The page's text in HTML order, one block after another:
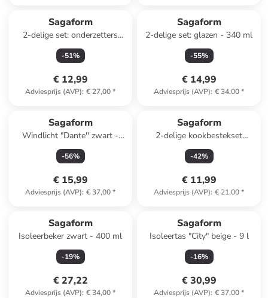
Sagaform
2-delige set: onderzetters
''Dante'' bruin - Ø 20 cm
-51%
€ 12,99
Adviesprijs (AVP): € 27,00*
Sagaform
2-delige set: glazen - 340 ml
-55%
€ 14,99
Adviesprijs (AVP): € 34,00*
Sagaform
Windlicht "Dante'' zwart -
(H)17 x Ø 9 cm
-56%
€ 15,99
Adviesprijs (AVP): € 37,00*
Sagaform
2-delige kookbestekset
"Daniel" rood
-42%
€ 11,99
Adviesprijs (AVP): € 21,00*
Sagaform
Isoleerbeker zwart - 400 ml
-19%
€ 27,22
Adviesprijs (AVP): € 34,00*
Sagaform
Isoleertas "City" beige - 9 l
-16%
€ 30,99
Adviesprijs (AVP): € 37,00*